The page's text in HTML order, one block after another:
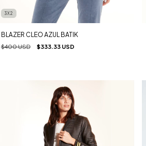
3X2
BLAZER CLEO AZUL BATIK
$400 USD $333.33 USD